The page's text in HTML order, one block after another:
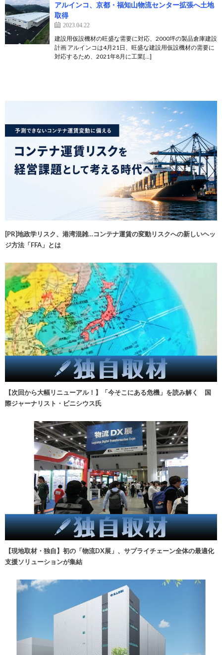
アルインコ、京都・福知山物流センター拡張へ土地
取得
2023.04.22
建設用仮設機材の旺盛な需要に対応、2000坪の製品倉庫建設
計画 アルインコは4月21日、旺盛な建設用仮設機材の需要に
対応するため、2021年8月に工業[…]
[PR]地政学リスク、港湾混雑…コンテナ運賃の変動リスクへの新しいヘッ
ジ方法「FFA」とは
【次回から大幅リニューアル！】「今そこにある危機」を読み解く 国
際ジャーナリスト・ビニシウス氏
【現地取材・独自】初の「物流DX展」、サプライチェーン全体の最適化
支援ソリューションが集結